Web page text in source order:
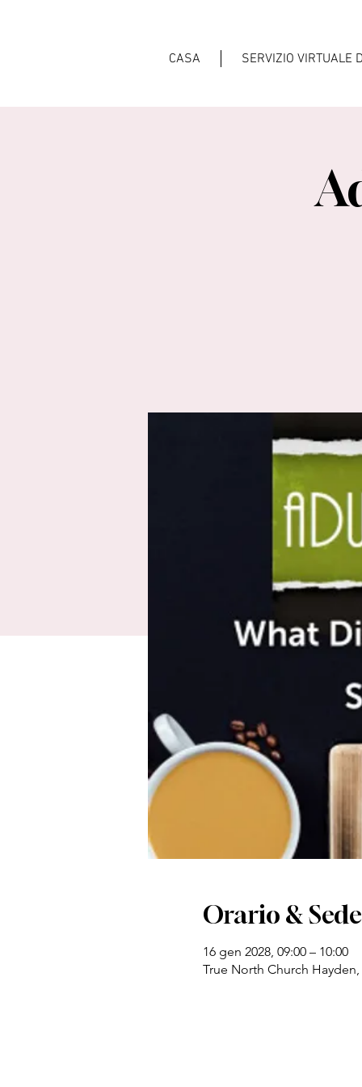
CASA SERVIZIO VIRTUALE
Orario & Sede
16 gen 2028, 09:00 – 10:00
True North Church